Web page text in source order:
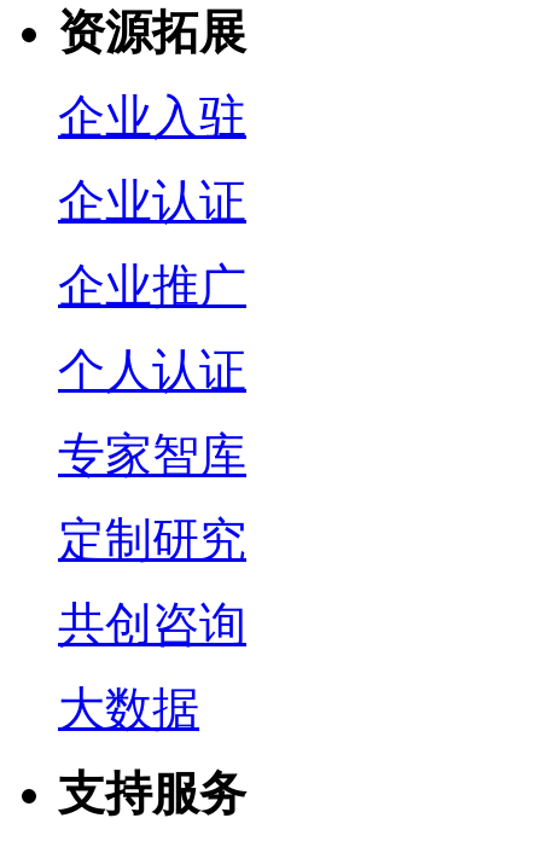
资源拓展
企业入驻
企业认证
企业推广
个人认证
专家智库
定制研究
共创咨询
大数据
支持服务